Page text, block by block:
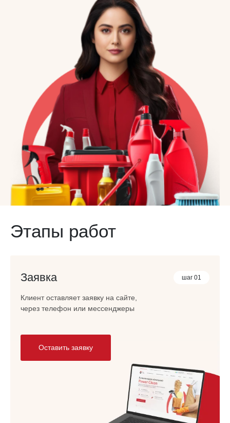
Этапы работ
шаг 01
Заявка
Клиент оставляет заявку на сайте,
через телефон или мессенджеры
Оставить заявку